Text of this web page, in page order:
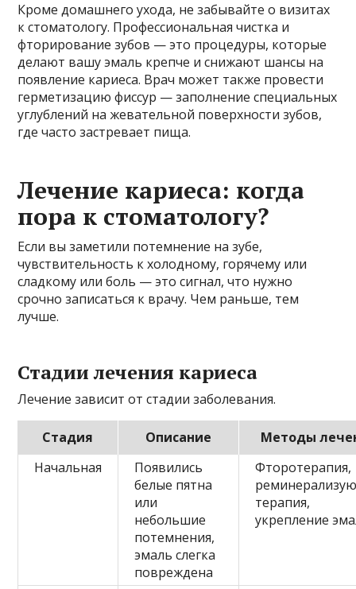
Кроме домашнего ухода, не забывайте о визитах
к стоматологу. Профессиональная чистка и
фторирование зубов — это процедуры, которые
делают вашу эмаль крепче и снижают шансы на
появление кариеса. Врач может также провести
герметизацию фиссур — заполнение специальных
углублений на жевательной поверхности зубов,
где часто застревает пища.
Лечение кариеса: когда
пора к стоматологу?
Если вы заметили потемнение на зубе,
чувствительность к холодному, горячему или
сладкому или боль — это сигнал, что нужно
срочно записаться к врачу. Чем раньше, тем
лучше.
Стадии лечения кариеса
Лечение зависит от стадии заболевания.
Стадия Описание
Методы
Начальная
Появились
белые пятна
или
небольшие
потемнения,
эмаль слегка
повреждена
Фторотерапия,
терапия,
укрепление